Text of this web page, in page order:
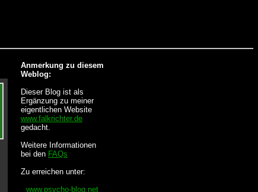
Anmerkung zu diesem
Weblog:
Dieser Blog ist als
Ergänzung zu meiner
eigentlichen Website
www.falkrichter.de
gedacht.
Weitere Informationen
bei den FAQs
Zu erreichen unter:
www.psycho-blog.net